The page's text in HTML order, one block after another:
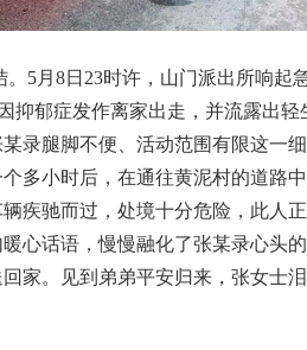
5月8日23时许，山门派出所响起
抑郁症发作离家出走，并流露出
录腿脚不便、活动范围有限这一
多小时后，在通往黄泥村的道路
疾驰而过，处境十分危险，此人
心话语，慢慢融化了张某录心头
家。见到弟弟平安归来，张女士